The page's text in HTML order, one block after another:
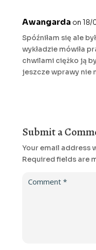
Awangarda on 18/
Spóźniłam się ale
wykładzie mówiła
chwilami ciężko ją
jeszcze wprawy nie
Submit a
Your email address
Required fields are